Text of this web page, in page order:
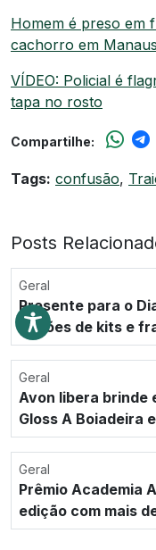
Homem é preso em
cachorro em Manaus
VÍDEO: Policial é
tapa no rosto
Compartilhe:
Tags: confusão,
Posts
Geral
Presente para o
opções de kits e
Geral
Avon libera brinde
Gloss A Boiadeira
Geral
Prêmio Academia
edição com mais